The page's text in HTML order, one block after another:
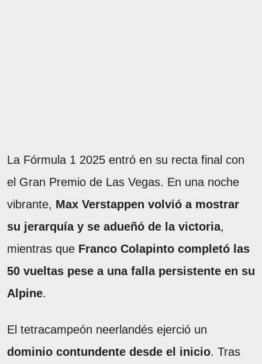
La Fórmula 1 2025 entró en su recta final con
el Gran Premio de Las Vegas. En una noche
vibrante, Max Verstappen volvió a mostrar
su jerarquía y se adueñó de la victoria,
mientras que Franco Colapinto completó las
50 vueltas pese a una falla persistente en su
Alpine.
El tetracampeón neerlandés ejerció un
dominio contundente desde el inicio. Tras